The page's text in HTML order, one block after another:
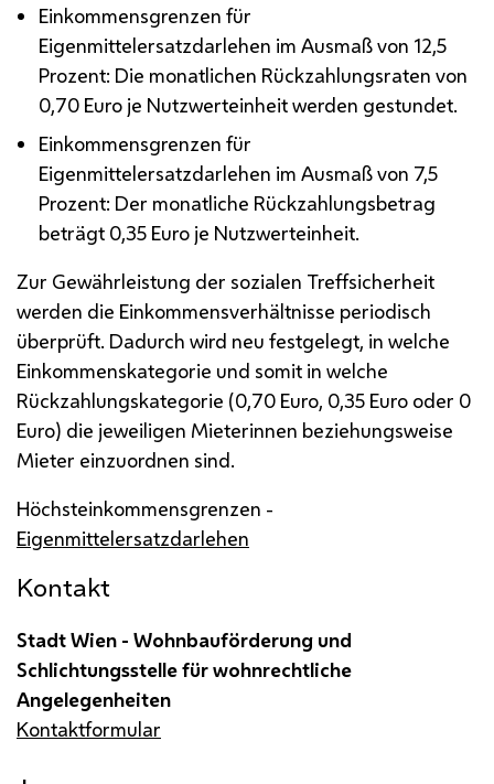
Einkommensgrenzen für
Eigenmittelersatzdarlehen im Ausmaß von 12,5
Prozent: Die monatlichen Rückzahlungsraten von
0,70 Euro je Nutzwerteinheit werden gestundet.
Einkommensgrenzen für
Eigenmittelersatzdarlehen im Ausmaß von 7,5
Prozent: Der monatliche Rückzahlungsbetrag
beträgt 0,35 Euro je Nutzwerteinheit.
Zur Gewährleistung der sozialen Treffsicherheit
werden die Einkommensverhältnisse periodisch
überprüft. Dadurch wird neu festgelegt, in welche
Einkommenskategorie und somit in welche
Rückzahlungskategorie (0,70 Euro, 0,35 Euro oder 0
Euro) die jeweiligen Mieterinnen beziehungsweise
Mieter einzuordnen sind.
Höchsteinkommensgrenzen -
Eigenmittelersatzdarlehen
Kontakt
Stadt Wien - Wohnbauförderung und
Schlichtungsstelle für wohnrechtliche
Angelegenheiten
Kontaktformular